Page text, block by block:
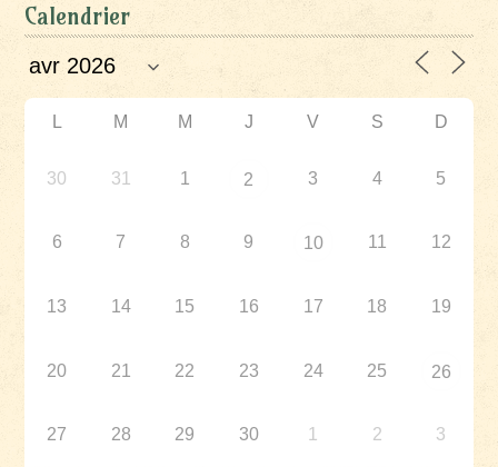
Calendrier
L M M J V S D
30 31 1 2 3 4 5
6 7 8 9 10 11 12
13 14 15 16 17 18 19
20 21 22 23 24 25 26
27 28 29 30 1 2 3